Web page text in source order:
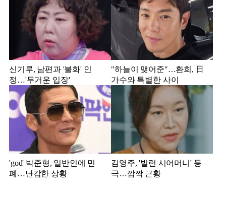
신기루, 남편과 '불화' 인
정…'무거운 입장'
"하늘이 맺어준"…환희, 日
가수와 특별한 사이
'god' 박준형, 일반인에 민
폐…난감한 상황
김영주, '빌런 시어머니' 등
극…깜짝 근황